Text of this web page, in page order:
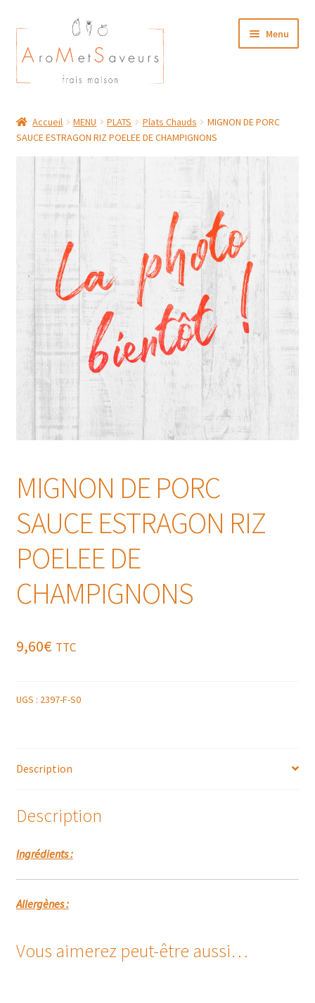
Aller
à
la
navigation
Aller
au
contenu
Menu
Plat du Jour/ Menu Week end
NOS BOUTIQUES
MON COMPTE
Accueil MENU PLATS Plats Chauds
MIGNON DE PORC
SAUCE ESTRAGON RIZ POELEE DE CHAMPIGNONS
MIGNON DE PORC
SAUCE ESTRAGON RIZ
POELEE DE
CHAMPIGNONS
9,60€ TTC
UGS : 2397-F-S0
Description
Description
Ingrédients :
Allergènes :
Vous aimerez peut-être aussi…